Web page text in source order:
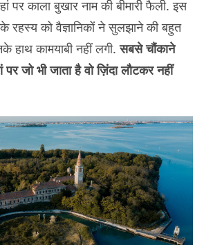
पर काला बुखार नाम की बीमारी फैली. इस
रहस्य को वैज्ञानिकों ने सुलझाने की बहुत
हाथ कामयाबी नहीं लगी.सबसे चौंकाने
पर जो भी जाता है वो ज़िंदा लौटकर नहीं